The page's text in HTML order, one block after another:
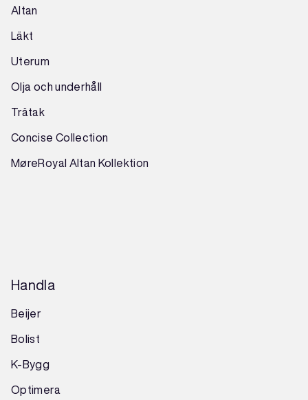
Altan
Läkt
Uterum
Olja och underhåll
Trätak
Concise Collection
MøreRoyal Altan Kollektion
Handla
Beijer
Bolist
K-Bygg
Optimera